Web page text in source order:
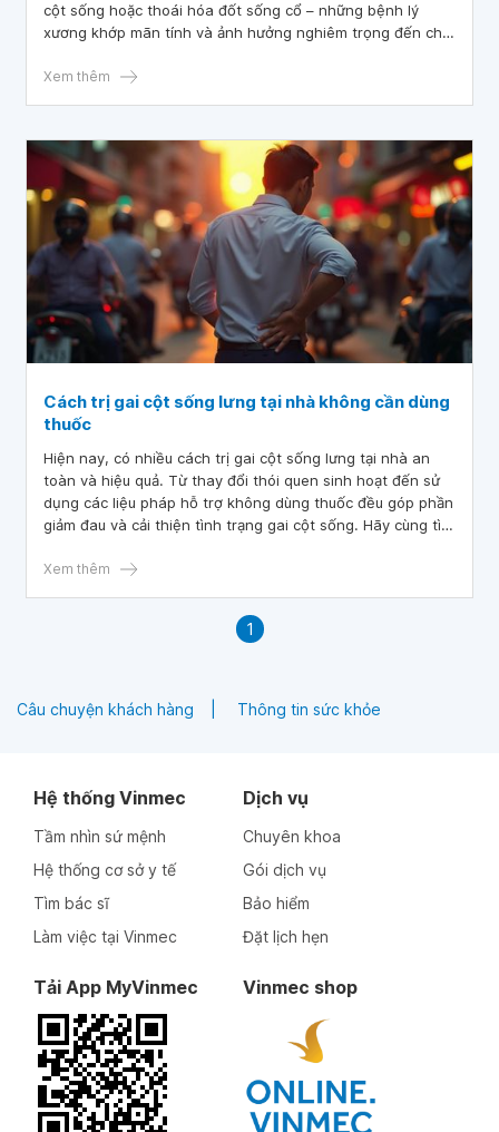
cột sống hoặc thoái hóa đốt sống cổ – những bệnh lý
xương khớp mãn tính và ảnh hưởng nghiêm trọng đến chất
tiến phức tạp, người bệnh cần tìm đến bác sĩ chuyên khoa
Xem thêm
Cách trị gai cột sống lưng tại nhà không cần dùng
thuốc
Hiện nay, có nhiều cách trị gai cột sống lưng tại nhà an
toàn và hiệu quả. Từ thay đổi thói quen sinh hoạt đến sử
dụng các liệu pháp hỗ trợ không dùng thuốc đều góp phần
giảm đau và cải thiện tình trạng gai cột sống. Hãy cùng tìm
sức khỏe cột sống một cách hiệu quả.
Xem thêm
1
Câu chuyện khách hàng Thông tin sức khỏe
Hệ thống Vinmec
Tầm nhìn sứ mệnh
Hệ thống cơ sở y tế
Tìm bác sĩ
Làm việc tại Vinmec
Dịch vụ
Chuyên khoa
Gói dịch vụ
Bảo hiểm
Đặt lịch hẹn
Tải App MyVinmec Vinmec shop